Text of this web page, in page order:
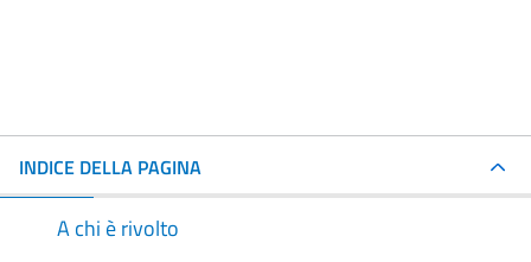
INDICE DELLA PAGINA
A chi è rivolto